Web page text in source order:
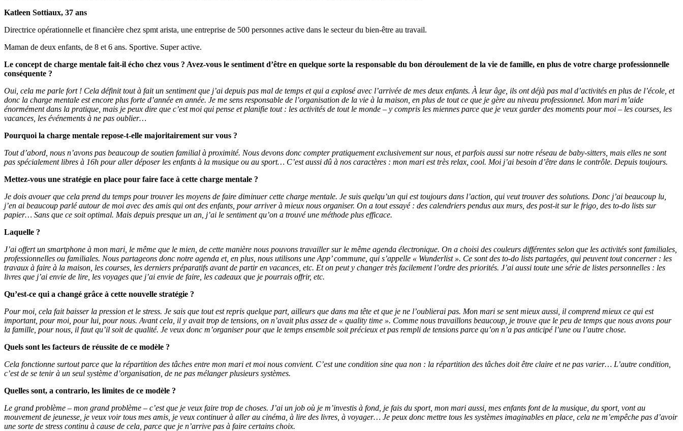
Katleen Sottiaux, 37 ans
Directrice opérationnelle et financière chez spmt arista, une entreprise de 500 personnes active dans le secteur du bien-être au travail.
Maman de deux enfants, de 8 et 6 ans. Sportive. Super active.
Le concept de charge mentale fait-il écho chez vous ? Avez-vous le sentiment d’être en quelque sorte la responsable du bon déroulement de la vie de famille, en plus de votre charge professionnelle
conséquente ?
Oui, cela me parle fort ! Cela définit tout à fait un sentiment que j’ai depuis pas mal de temps et qui a explosé avec l’arrivée de mes deux enfants. À leur âge, ils ont déjà pas mal d’activités en plus de l’école, et
donc la charge mentale est encore plus forte d’année en année. Je me sens responsable de l’organisation de la vie à la maison, en plus de tout ce que je gère au niveau professionnel. Mon mari m’aide
énormément dans la pratique, mais je peux dire que c’est moi qui pense et planifie tout : les activités de tout le monde – y compris les miennes parce que je veux garder des moments pour moi – les courses, les
vacances, les événements à ne pas oublier…
Pourquoi la charge mentale repose-t-elle majoritairement sur vous ?
Tout d’abord, nous n’avons pas beaucoup de soutien familial à proximité. Nous devons donc compter pratiquement exclusivement sur nous, et parfois aussi sur notre réseau de baby-sitters, mais elles ne sont
pas spécialement libres à 16h pour aller déposer les enfants à la musique ou au sport… C’est aussi dû à nos caractères : mon mari est très relax, cool. Moi j’ai besoin d’être dans le contrôle. Depuis toujours.
Mettez-vous une stratégie en place pour faire face à cette charge mentale ?
Je dois avouer que cela prend du temps pour trouver les moyens de faire diminuer cette charge mentale. Je suis quelqu’un qui est toujours dans l’action, qui veut trouver des solutions. Donc j’ai beaucoup lu,
j’en ai beaucoup parlé autour de moi avec des amis qui ont des enfants, pour arriver à mieux nous organiser. On a tout essayé : des calendriers pendus aux murs, des post-it sur le frigo, des to-do lists sur
papier… Sans que ce soit optimal. Mais depuis presque un an, j’ai le sentiment qu’on a trouvé une méthode plus efficace.
Laquelle ?
J’ai offert un smartphone à mon mari, le même que le mien, de cette manière nous pouvons travailler sur le même agenda électronique. On a choisi des couleurs différentes selon que les activités sont familiales,
professionnelles ou familiales. Nous partageons donc notre agenda et, en plus, nous utilisons une App’ commune, qui s’appelle « Wunderlist ». Ce sont des to-do lists partagées, qui peuvent tout concerner : les
travaux à faire à la maison, les courses, les derniers préparatifs avant de partir en vacances, etc. Et on peut y changer très facilement l’ordre des priorités. J’ai aussi toute une série de listes personnelles : les
livres que j’ai envie de lire, les voyages que j’ai envie de faire, les cadeaux que je pourrais offrir, etc.
Qu’est-ce qui a changé grâce à cette nouvelle stratégie ?
Pour moi, cela fait baisser la pression et le stress. Je sais que tout est repris quelque part, ailleurs que dans ma tête et que je ne l’oublierai pas. Mon mari se sent mieux aussi, il comprend mieux ce qui est
important, pour moi, pour lui, pour nous. Avant cela, il y avait trop de tensions, on n’avait plus assez de « quality time ». Comme nous travaillons beaucoup, je trouve que le peu de temps que nous avons pour
la famille, pour nous, il faut qu’il soit de qualité. Je veux donc m’organiser pour que le temps ensemble soit précieux et pas rempli de tensions parce qu’on n’a pas anticipé l’une ou l’autre chose.
Quels sont les facteurs de réussite de ce modèle ?
Cela fonctionne surtout parce que la répartition des tâches entre mon mari et moi nous convient. C’est une condition sine qua non : la répartition des tâches doit être claire et ne pas varier… L’autre condition,
c’est de se tenir à un seul système d’organisation, de ne pas mélanger plusieurs systèmes.
Quelles sont, a contrario, les limites de ce modèle ?
Le grand problème – mon grand problème – c’est que je veux faire trop de choses. J’ai un job où je m’investis à fond, je fais du sport, mon mari aussi, mes enfants font de la musique, du sport, vont au
mouvement de jeunesse, je veux voir tous mes amis, je veux continuer à aller au cinéma, à lire des livres, à voyager… Je peux donc mettre tous les systèmes imaginables en place, cela ne m’empêche pas d’avoir
une sorte de stress continu à cause de cela, parce que je n’arrive pas à faire certains choix.